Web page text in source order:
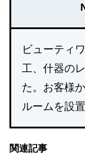
ビューティ
工、什器の
た。お客様
ルームを設
関連記事